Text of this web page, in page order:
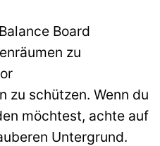
Board
zu
zu schützen. Wenn du
möchtest, achte auf
Untergrund.